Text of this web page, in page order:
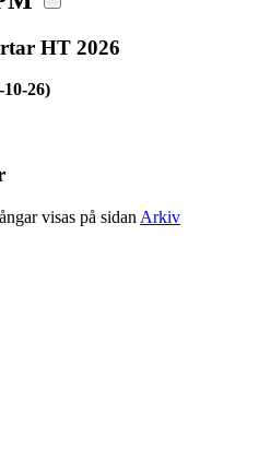
HT 2026
26)
visas på sidan Arkiv